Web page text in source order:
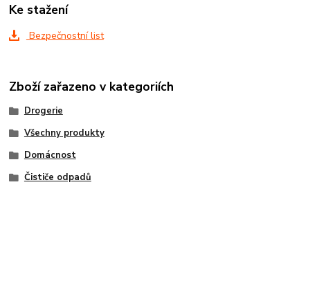
Ke stažení
Bezpečnostní list
Zboží zařazeno v kategoriích
Drogerie
Všechny produkty
Domácnost
Čističe odpadů